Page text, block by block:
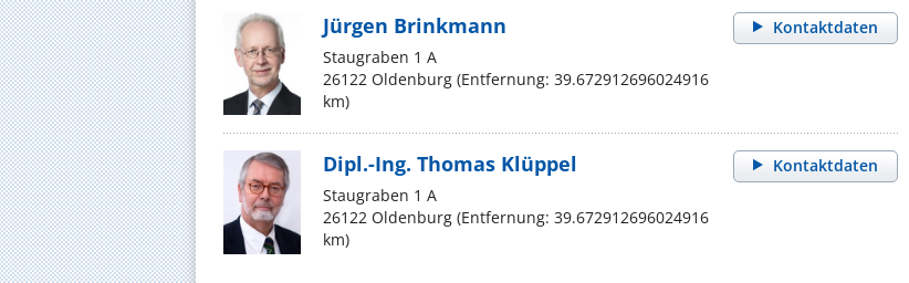
Kontaktdaten
Jürgen Brinkmann
Staugraben 1 A
26122 Oldenburg (Entfernung: 39.672912696024916
km)
Kontaktdaten
Dipl.-Ing. Thomas Klüppel
Staugraben 1 A
26122 Oldenburg (Entfernung: 39.672912696024916
km)